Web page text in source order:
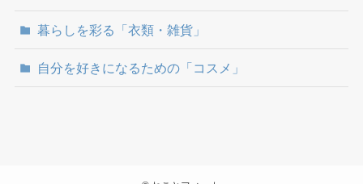
暮らしを彩る「衣類・雑貨」
自分を好きになるための「コスメ」